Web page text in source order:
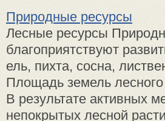
Природные ресурсы
Лесные ресурсы
благоприятствуют
ель, пихта, сосна,
Площадь земель
В результате активных
непокрытых лесной